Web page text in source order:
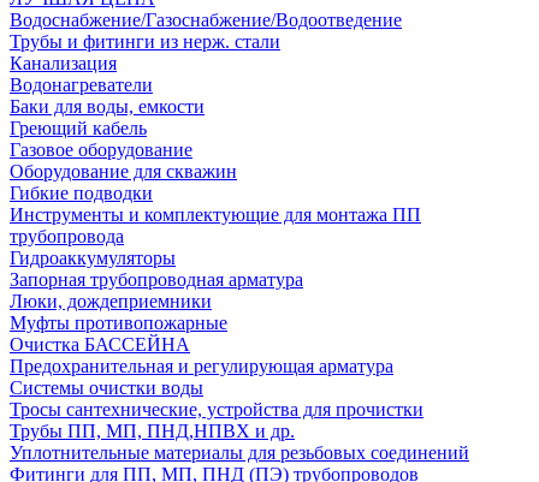
Водоснабжение/Газоснабжение/Водоотведение
Трубы и фитинги из нерж. стали
Канализация
Водонагреватели
Баки для воды, емкости
Греющий кабель
Газовое оборудование
Оборудование для скважин
Гибкие подводки
Инструменты и комплектующие для монтажа ПП
трубопровода
Гидроаккумуляторы
Запорная трубопроводная арматура
Люки, дождеприемники
Муфты противопожарные
Очистка БАССЕЙНА
Предохранительная и регулирующая арматура
Системы очистки воды
Тросы сантехнические, устройства для прочистки
Трубы ПП, МП, ПНД,НПВХ и др.
Уплотнительные материалы для резьбовых соединений
Фитинги для ПП, МП, ПНД (ПЭ) трубопроводов